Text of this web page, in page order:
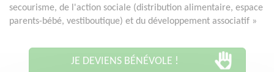
secourisme, de l'action sociale (distribution alimentaire, espace
parents-bébé, vestiboutique) et du développement associatif »
JE DEVIENS BÉNÉVOLE !